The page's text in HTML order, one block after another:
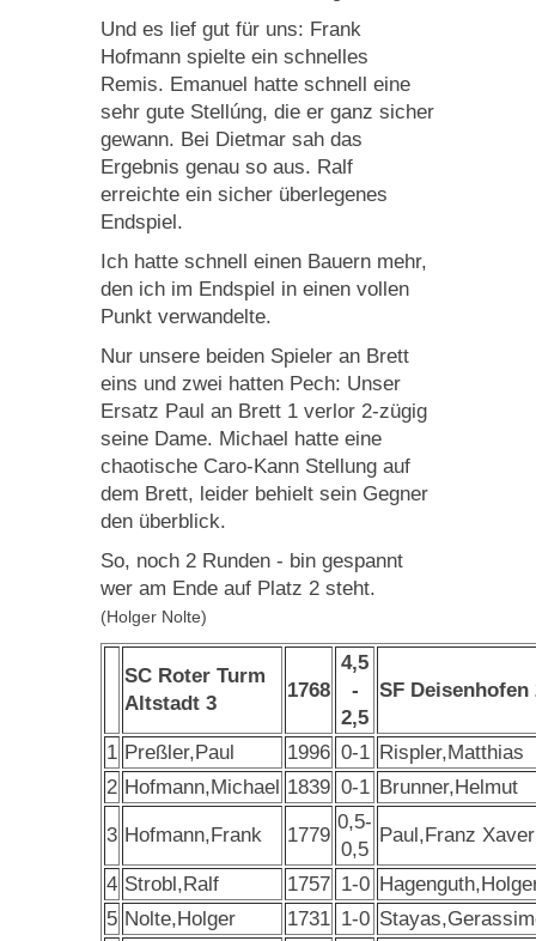
Und es lief gut für uns: Frank
Hofmann spielte ein schnelles
Remis. Emanuel hatte schnell eine
sehr gute Stellúng, die er ganz sicher
gewann. Bei Dietmar sah das
Ergebnis genau so aus. Ralf
erreichte ein sicher überlegenes
Endspiel.
Ich hatte schnell einen Bauern mehr,
den ich im Endspiel in einen vollen
Punkt verwandelte.
Nur unsere beiden Spieler an Brett
eins und zwei hatten Pech: Unser
Ersatz Paul an Brett 1 verlor 2-zügig
seine Dame. Michael hatte eine
chaotische Caro-Kann Stellung auf
dem Brett, leider behielt sein Gegner
den überblick.
So, noch 2 Runden - bin gespannt
wer am Ende auf Platz 2 steht.
(Holger Nolte)
SC Roter Turm
Altstadt 3
1768
4,5
-
2,5
SF Deisenhofen
1 Preßler,Paul 1996 0-1 Rispler,Matthias
2 Hofmann,Michael 1839 0-1 Brunner,Helmut
3 Hofmann,Frank 1779
0,5-
0,5
Paul,Franz Xaver
4 Strobl,Ralf 1757 1-0
5 Nolte,Holger 1731 1-0